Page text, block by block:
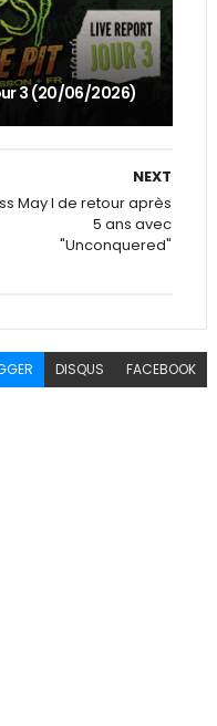
3 (20/06/2026)
NEXT
May I de retour après
5 ans avec
"Unconquered"
DISQUS FACEBOOK